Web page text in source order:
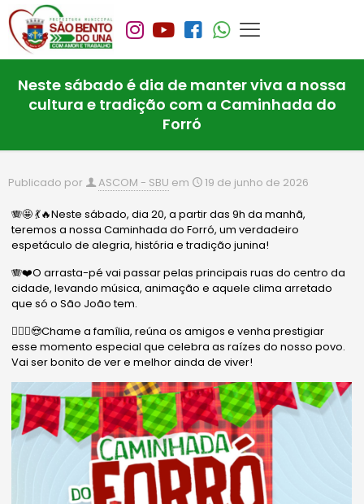
Neste sábado é dia de manter viva a nossa
cultura e tradição com a Caminhada do
Forró
Publicado por ASCOM - SBU em 19 de junho de 2026
🪗🤩 💃🔥Neste sábado, dia 20, a partir das 9h da manhã,
teremos a nossa Caminhada do Forró, um verdadeiro
espetáculo de alegria, história e tradição junina!
🪗❤️O arrasta-pé vai passar pelas principais ruas do centro da
cidade, levando música, animação e aquele clima arretado
que só o São João tem.
🙋🏻‍♂️😍Chame a família, reúna os amigos e venha prestigiar
esse momento especial que celebra as raízes do nosso povo.
Vai ser bonito de ver e melhor ainda de viver!